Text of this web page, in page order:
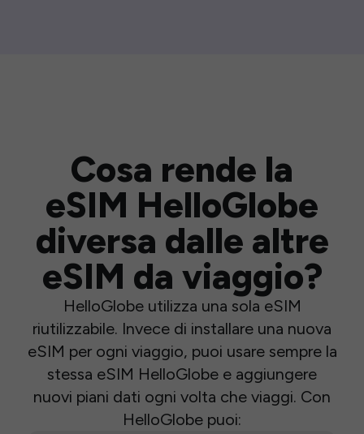
Cosa rende la
eSIM HelloGlobe
diversa dalle altre
eSIM da viaggio?
HelloGlobe utilizza una sola eSIM
riutilizzabile. Invece di installare una nuova
eSIM per ogni viaggio, puoi usare sempre la
stessa eSIM HelloGlobe e aggiungere
nuovi piani dati ogni volta che viaggi. Con
HelloGlobe puoi: